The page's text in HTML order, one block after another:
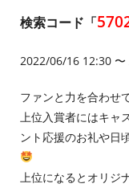
検索コード「
2022/06/16 12:30
ファンと力を合わせ
上位入賞者にはキャ
ント応援のお礼や日
上位になるとオリジ